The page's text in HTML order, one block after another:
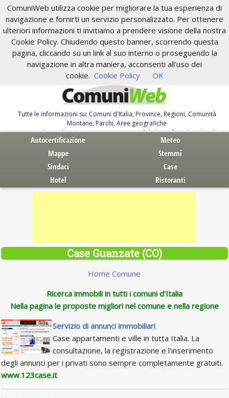
ComuniWeb utilizza cookie per migliorare la tua esperienza di
navigazione e fornirti un servizio personalizzato. Per ottenere
ulteriori informazioni ti invitiamo a prendere visione della nostra
Cookie Policy. Chiudendo questo banner, scorrendo questa
pagina, cliccando su un link al suo interno o proseguendo la
navigazione in altra maniera, acconsenti all'uso dei
cookie. Cookie Policy OK
Tutte le informazioni su: Comuni d'Italia, Province, Regioni, Comunità
Montane, Parchi, Aree geografiche
Servizi al Cittadino. Autocertificazione, moduli, leggi, free download
Autocertificazione
Meteo
Mappe
Stemmi
Sindaci
Case
Hotel
Ristoranti
Case Guanzate (CO)
Home Comune
Ricerca immobili in tutti i comuni d'Italia
Nella pagina le proposte migliori nel comune e nella regione
Servizio di annunci immobiliari
Case appartamenti e ville in tutta Italia. La
consultazione, la registrazione e l'inserimento
degli annunci per i privati sono sempre completamente gratuiti.
www.123case.it